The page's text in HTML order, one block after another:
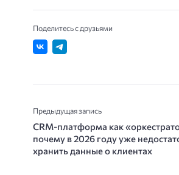
Поделитесь с друзьями
Предыдущая запись
CRM-платформа как
почему в 2026 году уже
хранить данные о клиентах